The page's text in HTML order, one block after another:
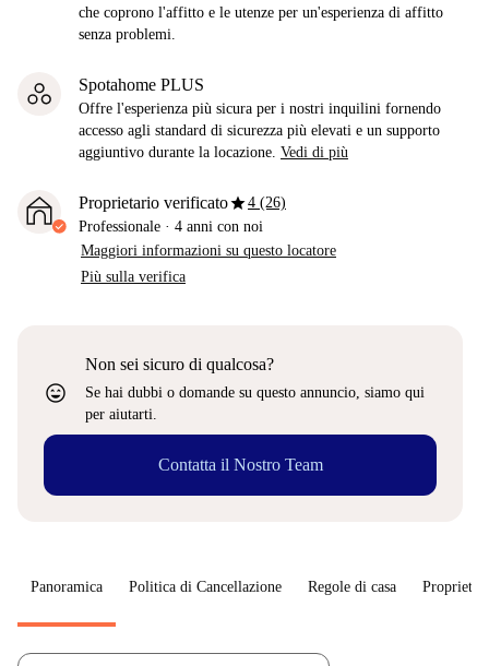
che coprono l'affitto e le utenze per un'esperienza di affitto
senza problemi.
Spotahome PLUS
Offre l'esperienza più sicura per i nostri inquilini fornendo
accesso agli standard di sicurezza più elevati e un supporto
aggiuntivo durante la locazione. Vedi di più
Proprietario verificatostar4 (26)
Professionale · 4 anni con noi
Maggiori informazioni su questo locatore
Più sulla verifica
sentiment_very_satisfied
Non sei sicuro di qualcosa?
Se hai dubbi o domande su questo annuncio, siamo qui
per aiutarti.
Contatta il Nostro Team
Panoramica Politica di Cancellazione Regole di casa